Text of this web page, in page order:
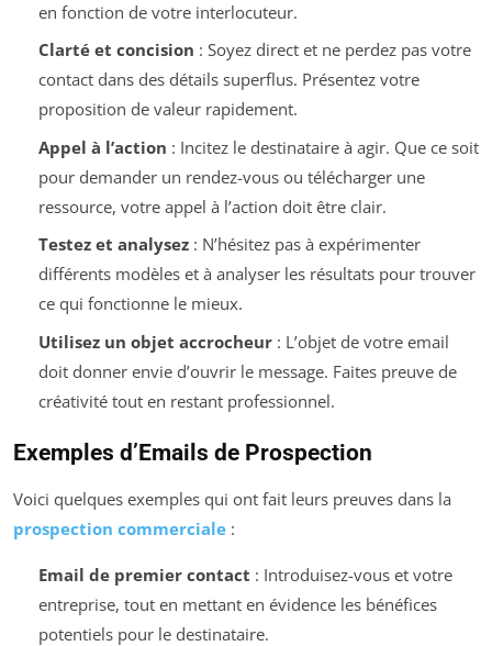
en fonction de votre interlocuteur.
Clarté et concision : Soyez direct et ne perdez pas votre
contact dans des détails superflus. Présentez votre
proposition de valeur rapidement.
Appel à l’action : Incitez le destinataire à agir. Que ce soit
pour demander un rendez-vous ou télécharger une
ressource, votre appel à l’action doit être clair.
Testez et analysez: N’hésitez pas à expérimenter
différents modèles et à analyser les résultats pour trouver
ce qui fonctionne le mieux.
Utilisez un objet accrocheur: L’objet de votre email
doit donner envie d’ouvrir le message. Faites preuve de
créativité tout en restant professionnel.
Exemples d’Emails de Prospection
Voici quelques exemples qui ont fait leurs preuves dans la
prospection commerciale :
Email de premier contact : Introduisez-vous et votre
entreprise, tout en mettant en évidence les bénéfices
potentiels pour le destinataire.